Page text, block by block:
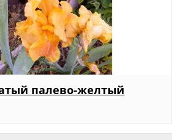
палево-желтый